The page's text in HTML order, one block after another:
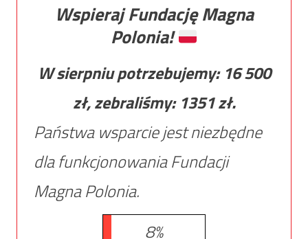
Wspieraj Fundację Magna
Polonia!
W sierpniu potrzebujemy: 16 500
zł, zebraliśmy: 1351zł.
Państwa wsparcie jest niezbędne
dla funkcjonowania Fundacji
Magna Polonia.
8%